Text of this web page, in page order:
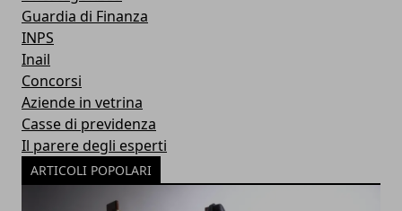
Guardia di Finanza
INPS
Inail
Concorsi
Aziende in vetrina
Casse di previdenza
Il parere degli esperti
ARTICOLI POPOLARI